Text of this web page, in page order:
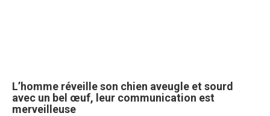
L’homme réveille son chien aveugle et sourd
avec un bel œuf, leur communication est
merveilleuse